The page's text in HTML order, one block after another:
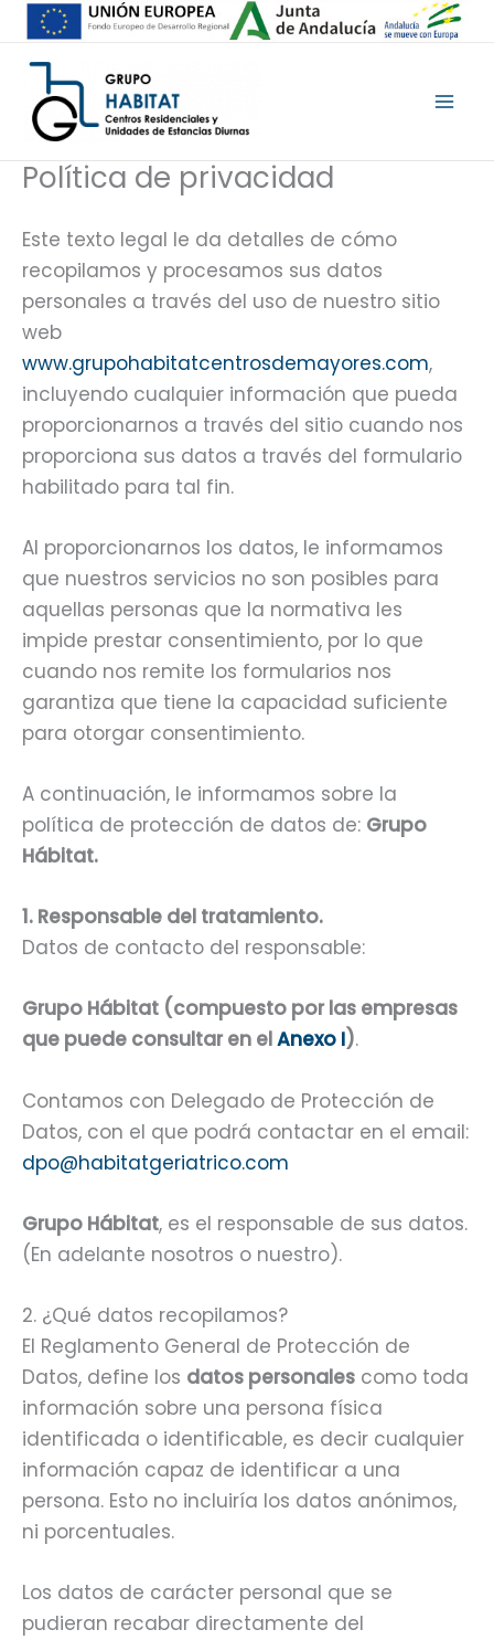
contenido
Política de privacidad
Este texto legal le da detalles de cómo
recopilamos y procesamos sus datos
personales a través del uso de nuestro sitio
web
www.grupohabitatcentrosdemayores.com,
incluyendo cualquier información que pueda
proporcionarnos a través del sitio cuando nos
proporciona sus datos a través del formulario
habilitado para tal fin.
Al proporcionarnos los datos, le informamos
que nuestros servicios no son posibles para
aquellas personas que la normativa les
impide prestar consentimiento, por lo que
cuando nos remite los formularios nos
garantiza que tiene la capacidad suficiente
para otorgar consentimiento.
A continuación, le informamos sobre la
política de protección de datos de: Grupo
Hábitat.
1. Responsable del tratamiento.
Datos de contacto del responsable:
Grupo Hábitat (compuesto por las empresas
que puede consultar en elAnexo I).
Contamos con Delegado de Protección de
Datos, con el que podrá contactar en el email:
dpo@habitatgeriatrico.com
Grupo Hábitat, es el responsable de sus datos.
(En adelante nosotros o nuestro).
2. ¿Qué datos recopilamos?
El Reglamento General de Protección de
Datos, define los datos personales como toda
información sobre una persona física
identificada o identificable, es decir cualquier
información capaz de identificar a una
persona. Esto no incluiría los datos anónimos,
ni porcentuales.
Los datos de carácter personal que se
pudieran recabar directamente del